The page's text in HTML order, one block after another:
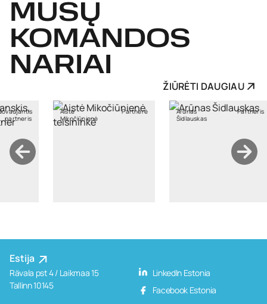
MŪSŲ
KOMANDOS
NARIAI
ŽIŪRĖTI DAUGIAU
Partnerė
Arūnas
Partneris
Asta
Estija
Rävala pst 4 / Laikmaa 15
Tallinn 10145
LinkedIn Estonia
Facebook Estonia